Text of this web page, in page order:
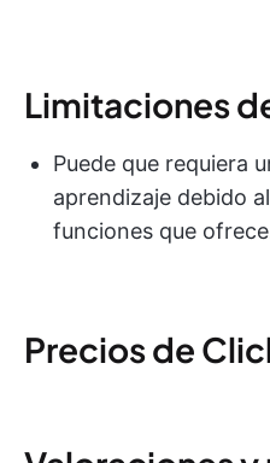
Limitaciones
Puede que requiera
aprendizaje debido
funciones que
Precios de